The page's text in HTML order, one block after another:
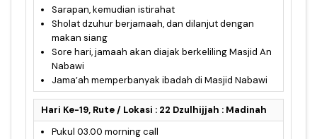
Sarapan, kemudian istirahat
Sholat dzuhur berjamaah, dan dilanjut dengan
makan siang
Sore hari, jamaah akan diajak berkeliling Masjid An
Nabawi
Jama’ah memperbanyak ibadah di Masjid Nabawi
Hari Ke-19, Rute / Lokasi : 22 Dzulhijjah : Madinah
Pukul 03.00 morning call